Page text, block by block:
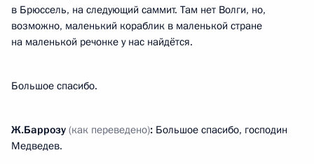
в Брюссель, на следующий саммит. Там нет Волги, но,
возможно, маленький кораблик в маленькой стране
на маленькой речонке у нас найдётся.
Большое спасибо.
Ж.Баррозу (как переведено): Большое спасибо, господин
Медведев.